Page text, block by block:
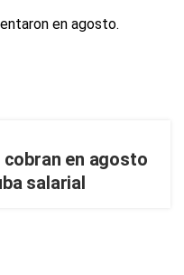
en agosto
salarial